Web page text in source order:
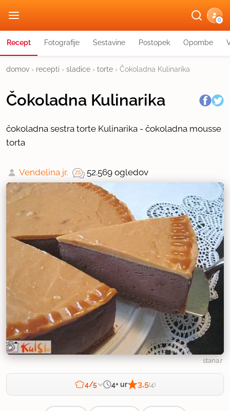
G
Recept Fotografije Sestavine Postopek Opombe
domov › recepti › sladice › torte › Čokoladna Kulinarika
Čokoladna Kulinarika
čokoladna sestra torte Kulinarika - čokoladna mousse
torta
Vendelina jr. 52.569 ogledov
stana.r
4/5 4+ ur 3,5(4)